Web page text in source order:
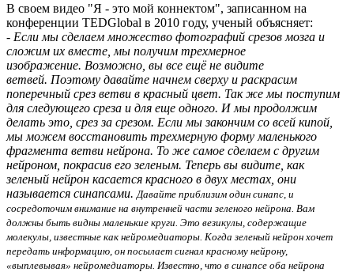
В своем видео "Я - это мой коннектом", записанном на
конференции TEDGlobal в 2010 году, ученый объясняет:
- Если мы сделаем множество фотографий срезов мозга и
сложим их вместе, мы получим трехмерное
изображение. Возможно, вы все ещё не видите
ветвей. Поэтому давайте начнем сверху и раскрасим
поперечный срез ветви в красный цвет. Так же мы поступим
для следующего среза и для еще одного. И мы продолжим
делать это, срез за срезом. Если мы закончим со всей кипой,
мы можем восстановить трехмерную форму маленького
фрагмента ветви нейрона. То же самое сделаем с другим
нейроном, покрасив его зеленым. Теперь вы видите, как
зеленый нейрон касается красного в двух местах, они
называется синапсами. Давайте приблизим один синапс, и
сосредоточим внимание на внутренней части зеленого нейрона. Вам
должны быть видны маленькие круги. Это везикулы, содержащие
молекулы, известные как нейромедиаторы. Когда зеленый нейрон хочет
передать информацию, он посылает сигнал красному нейрону,
«выплевывая» нейромедиаторы. Известно, что в синапсе оба нейрона